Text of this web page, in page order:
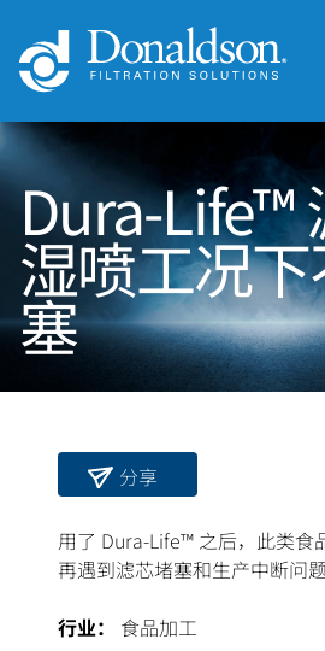
Dura-Life™
湿喷工况
塞
分享
用了 Dura-Life™ 之后，此类食
再遇到滤芯堵塞和生产中断问题
行业：
食品加工